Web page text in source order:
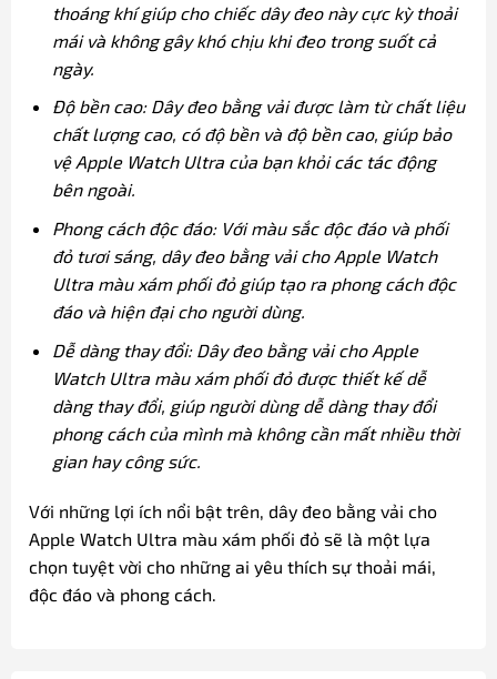
thoáng khí giúp cho chiếc dây đeo này cực kỳ thoải
mái và không gây khó chịu khi đeo trong suốt cả
ngày.
Độ bền cao: Dây đeo bằng vải được làm từ chất liệu
chất lượng cao, có độ bền và độ bền cao, giúp bảo
vệ Apple Watch Ultra của bạn khỏi các tác động
bên ngoài.
Phong cách độc đáo: Với màu sắc độc đáo và phối
đỏ tươi sáng, dây đeo bằng vải cho Apple Watch
Ultra màu xám phối đỏ giúp tạo ra phong cách độc
đáo và hiện đại cho người dùng.
Dễ dàng thay đổi: Dây đeo bằng vải cho Apple
Watch Ultra màu xám phối đỏ được thiết kế dễ
dàng thay đổi, giúp người dùng dễ dàng thay đổi
phong cách của mình mà không cần mất nhiều thời
gian hay công sức.
Với những lợi ích nổi bật trên, dây đeo bằng vải cho
Apple Watch Ultra màu xám phối đỏ sẽ là một lựa
chọn tuyệt vời cho những ai yêu thích sự thoải mái,
độc đáo và phong cách.